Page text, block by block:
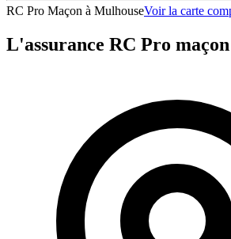
RC Pro Maçon à MulhouseVoir la carte
L'assurance RC Pro maçon